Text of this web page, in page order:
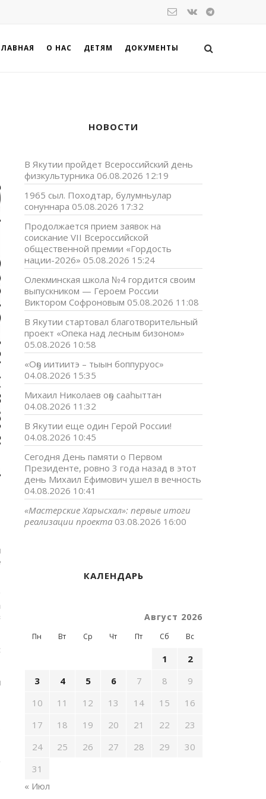
О НАС ДЕТЯМ ДОКУМЕНТЫ
НОВОСТИ
В Якутии пройдет Всероссийский день
физкультурника 06.08.2026 12:19
1965 сыл. Походтар, булумньулар
сонуннара 05.08.2026 17:32
Продолжается прием заявок на
соискание VII Всероссийской
общественной премии «Гордость
нации-2026» 05.08.2026 15:24
Олекминская школа №4 гордится своим
выпускником — Героем России
Виктором Софроновым 05.08.2026 11:08
В Якутии стартовал благотворительный
проект «Опека над лесным бизоном»
05.08.2026 10:58
«Оҕо иитиитэ – тыын боппуруос»
04.08.2026 15:35
Михаил Николаев оҕо сааһыттан
04.08.2026 11:32
В Якутии еще один Герой России!
04.08.2026 10:45
Сегодня День памяти о Первом
Президенте, ровно 3 года назад в этот
день Михаил Ефимович ушел в вечность
04.08.2026 10:41
«Мастерские Харысхал»: первые итоги
реализации проекта 03.08.2026 16:00
КАЛЕНДАРЬ
Август 2026
Пн Вт Ср Чт Пт Сб Вс
1
2
3
4 5 6 7 8
9
10
11 12 13 14 15
16
17
18 19 20 21 22
23
24
25 26 27 28 29
30
31
« Июл